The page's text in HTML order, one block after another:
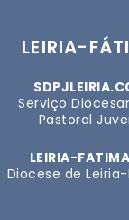
LEIRIA-
Serviço
Pastoral
LEIRIA-
Diocese de